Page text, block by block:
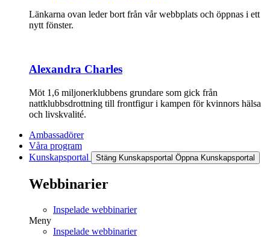
Länkarna ovan leder bort från vår webbplats och öppnas i ett
nytt fönster.
Alexandra Charles
Möt 1,6 miljonerklubbens grundare som gick från
nattklubbsdrottning till frontfigur i kampen för kvinnors hälsa
och livskvalité.
Ambassadörer
Våra program
Kunskapsportal
Stäng Kunskapsportal Öppna Kunskapsportal
Webbinarier
Inspelade webbinarier
Meny
Inspelade webbinarier